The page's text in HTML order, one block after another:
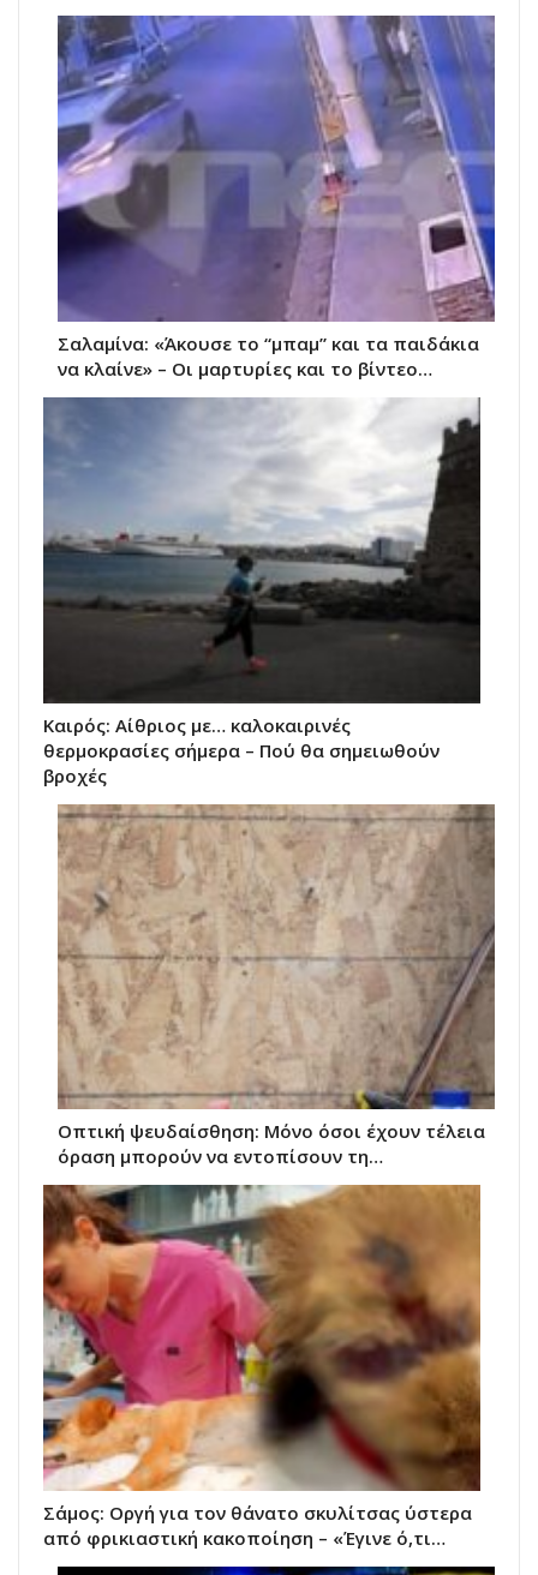
Σαλαμίνα: «Άκουσε το “μπαμ” και τα παιδάκια
να κλαίνε» – Οι μαρτυρίες και το βίντεο…
Καιρός: Αίθριος με… καλοκαιρινές
θερμοκρασίες σήμερα – Πού θα σημειωθούν
βροχές
Οπτική ψευδαίσθηση: Μόνο όσοι έχουν τέλεια
όραση μπορούν να εντοπίσουν τη…
Σάμος: Οργή για τον θάνατο σκυλίτσας ύστερα
από φρικιαστική κακοποίηση – «Έγινε ό,τι…